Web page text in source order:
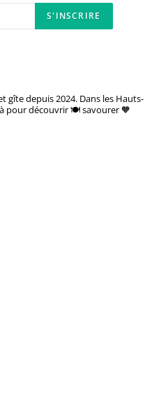
gîte depuis 2024. Dans les Hauts-
pour découvrir 🍽️ savourer 🧡